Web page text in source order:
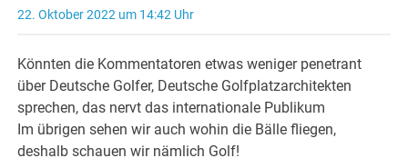
22. Oktober 2022 um 14:42 Uhr
Könnten die Kommentatoren etwas weniger penetrant
über Deutsche Golfer, Deutsche Golfplatzarchitekten
sprechen, das nervt das internationale Publikum
Im übrigen sehen wir auch wohin die Bälle fliegen,
deshalb schauen wir nämlich Golf!